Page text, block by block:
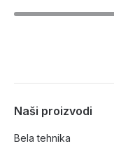
Naši proizvodi
Bela tehnika